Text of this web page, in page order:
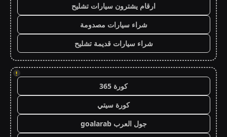
ارقام يشترون سيارات تشليح
شراء سيارات مصدومة
شراء سيارات قديمة تشليح
!
كورة 365
كورة سيتي
جول العرب goalarab